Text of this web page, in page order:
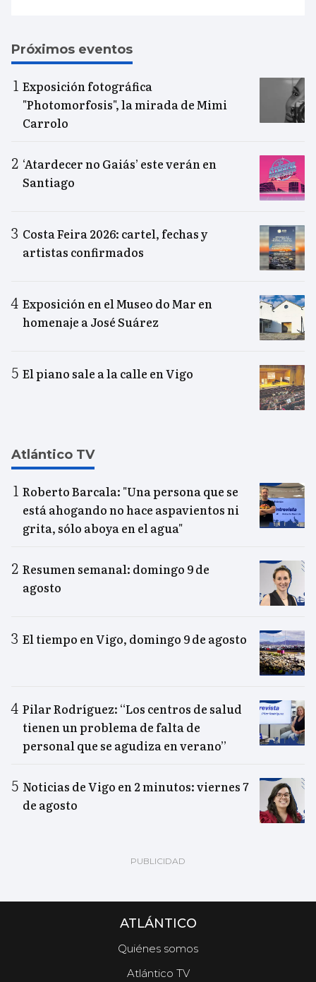
Próximos eventos
Exposición fotográfica
"Photomorfosis", la mirada de Mimi
Carrolo
‘Atardecer no Gaiás’ este verán en
Santiago
Costa Feira 2026: cartel, fechas y
artistas confirmados
Exposición en el Museo do Mar en
homenaje a José Suárez
El piano sale a la calle en Vigo
Atlántico TV
Roberto Barcala: "Una persona que se
está ahogando no hace aspavientos ni
grita, sólo aboya en el agua"
Resumen semanal: domingo 9 de
agosto
El tiempo en Vigo, domingo 9 de agosto
Pilar Rodríguez: “Los centros de salud
tienen un problema de falta de
personal que se agudiza en verano”
Noticias de Vigo en 2 minutos: viernes 7
de agosto
ATLÁNTICO
Quiénes somos
Atlántico TV